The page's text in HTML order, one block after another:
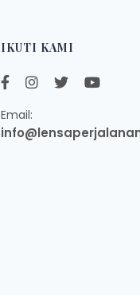
IKUTI KAMI
Email: